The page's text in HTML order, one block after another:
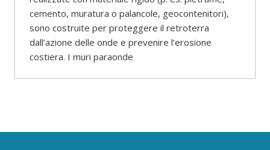
cemento, muratura o palancole, geocontenitori),
sono costruite per proteggere il retroterra
dall’azione delle onde e prevenire l’erosione
costiera. I muri paraonde